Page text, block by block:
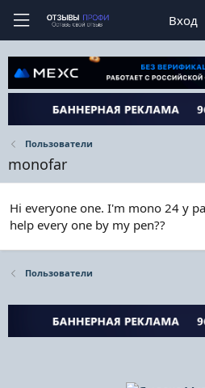
Вход
Пользователи
monofar
Hi everyone one. I'm mono 24 y
help every one by my pen??
Пользователи